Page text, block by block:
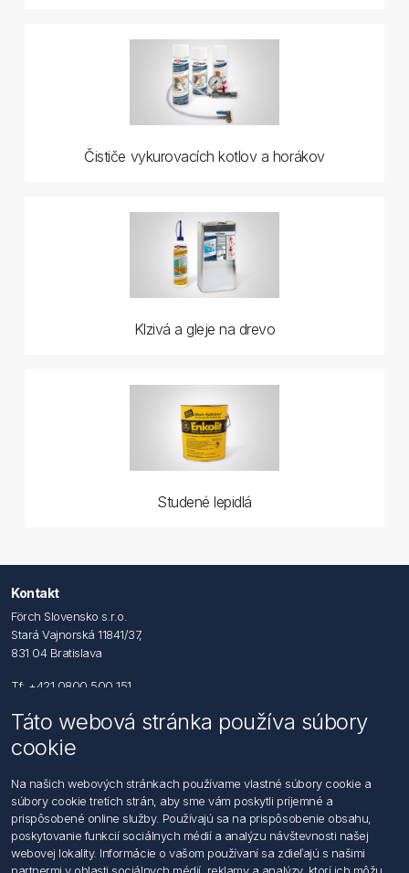
Čističe vykurovacích kotlov a horákov
Klzivá a gleje na drevo
Studené lepidlá
Kontakt
Förch Slovensko s.r.o.
Stará Vajnorská 11841/37,
831 04 Bratislava
Tf: +421 0800 500 151
Email: office@foerch.sk
Kontaktujte nás
Informácie
Imprint
Vyhlásenie k ochrane údajov
Všeobecné dodacie a obchodné podmienky
Táto webová stránka používa súbory
cookie
Na našich webových stránkach používame vlastné súbory cookie a
súbory cookie tretích strán, aby sme vám poskytli príjemné a
prispôsobené online služby. Používajú sa na prispôsobenie obsahu,
poskytovanie funkcií sociálnych médií a analýzu návštevnosti našej
webovej lokality. Informácie o vašom používaní sa zdieľajú s našimi